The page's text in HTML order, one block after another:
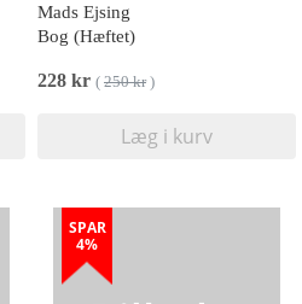
Mads Ejsing
Bog (Hæftet)
228 kr ( 250 kr)
Læg i kurv
SPAR
4%